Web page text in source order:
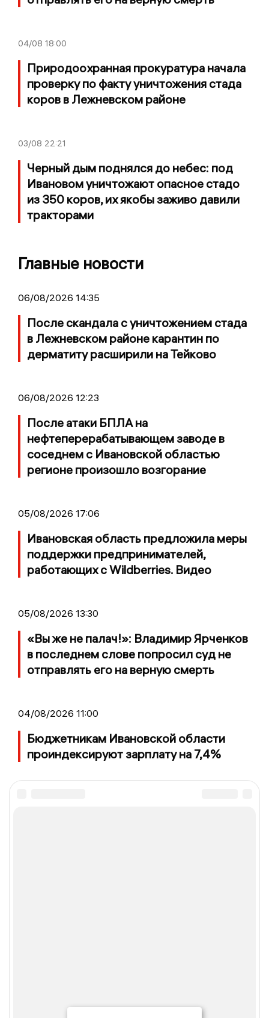
04/08 18:00
Природоохранная прокуратура начала
проверку по факту уничтожения стада
коров в Лежневском районе
03/08 22:21
Черный дым поднялся до небес: под
Ивановом уничтожают опасное стадо
из 350 коров, их якобы заживо давили
тракторами
Главные новости
06/08/2026 14:35
После скандала с уничтожением стада
в Лежневском районе карантин по
дерматиту расширили на Тейково
06/08/2026 12:23
После атаки БПЛА на
нефтеперерабатывающем заводе в
соседнем с Ивановской областью
регионе произошло возгорание
05/08/2026 17:06
Ивановская область предложила меры
поддержки предпринимателей,
работающих с Wildberries. Видео
05/08/2026 13:30
«Вы же не палач!»: Владимир Ярченков
в последнем слове попросил суд не
отправлять его на верную смерть
04/08/2026 11:00
Бюджетникам Ивановской области
проиндексируют зарплату на 7,4%